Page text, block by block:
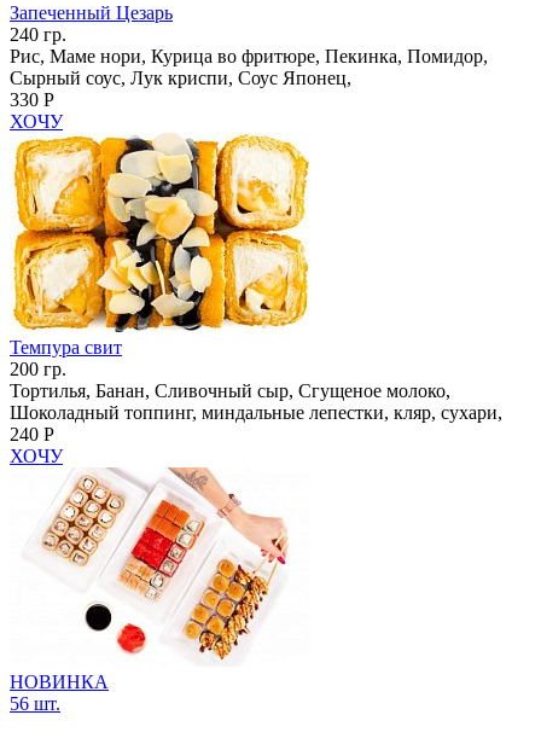
Запеченный Цезарь
240 гр.
Рис, Маме нори, Курица во фритюре, Пекинка, Помидор,
Сырный соус, Лук криспи, Соус Японец,
330 Р
ХОЧУ
Темпура свит
200 гр.
Тортилья, Банан, Сливочный сыр, Сгущеное молоко,
Шоколадный топпинг, миндальные лепестки, кляр, сухари,
240 Р
ХОЧУ
НОВИНКА
56 шт.